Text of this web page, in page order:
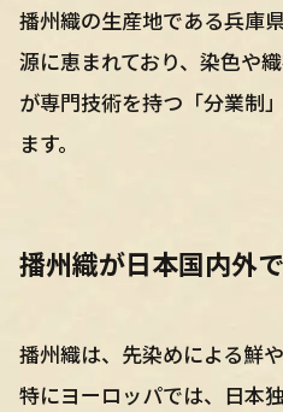
播州織の生産地である兵庫
源に恵まれており、染色や
が専門技術を持つ「分業制
ます。
播州織が日本国内外
播州織は、先染めによる鮮
特にヨーロッパでは、日本